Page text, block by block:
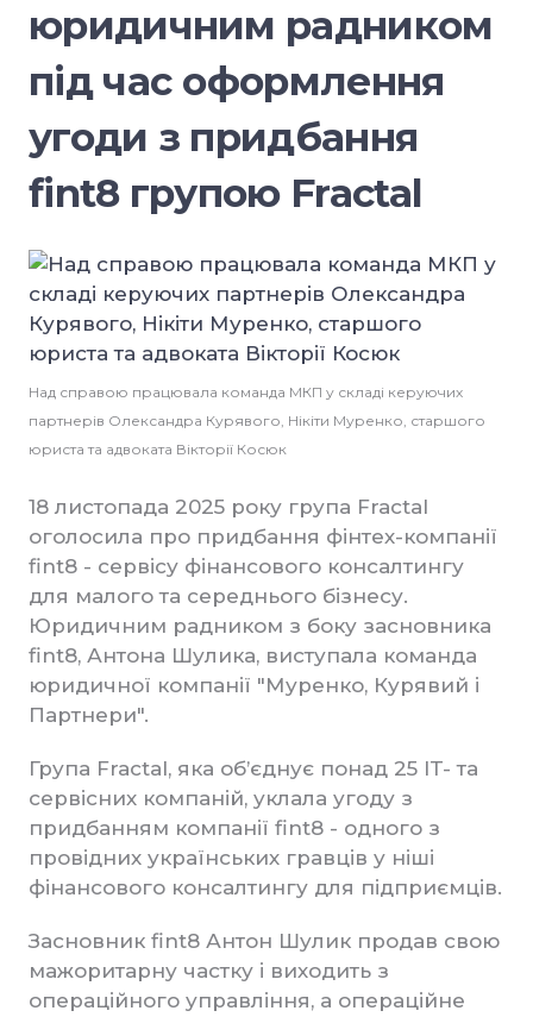
юридичним радником
під час оформлення
угоди з придбання
fint8 групою Fractal
Над справою працювала команда МКП у складі керуючих
партнерів Олександра Курявого, Нікіти Муренко, старшого
юриста та адвоката Вікторії Косюк
18 листопада 2025 року група Fractal
оголосила про придбання фінтех-компанії
fint8 - сервісу фінансового консалтингу
для малого та середнього бізнесу.
Юридичним радником з боку засновника
fint8, Антона Шулика, виступала команда
юридичної компанії "Муренко, Курявий і
Партнери".
Група Fractal, яка об’єднує понад 25 IT- та
сервісних компаній, уклала угоду з
придбанням компанії fint8 - одного з
провідних українських гравців у ніші
фінансового консалтингу для підприємців.
Засновник fint8 Антон Шулик продав свою
мажоритарну частку і виходить з
операційного управління, а операційне